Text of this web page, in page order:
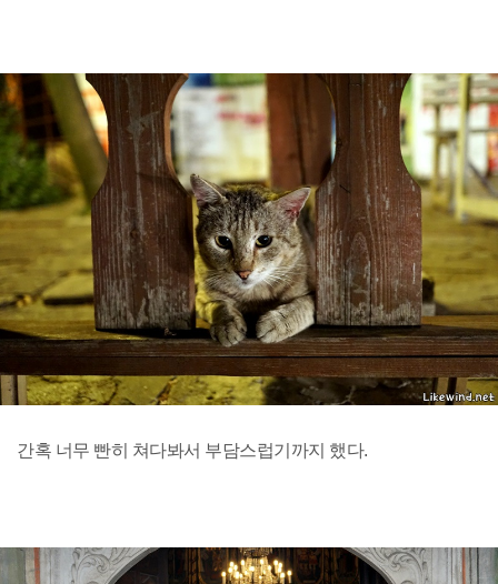
간혹 너무 빤히 쳐다봐서 부담스럽기까지 했다.